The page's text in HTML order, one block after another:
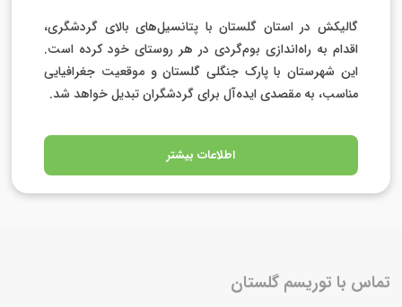
گالیکش در استان گلستان با پتانسیل‌های بالای گردشگری،
اقدام به راه‌اندازی بوم‌گردی در هر روستای خود کرده است.
این شهرستان با پارک جنگلی گلستان و موقعیت جغرافیایی
مناسب، به مقصدی ایده‌آل برای گردشگران تبدیل خواهد شد.
اطلاعات بیشتر
تماس با توریسم گلستان